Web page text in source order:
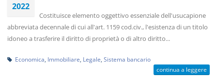
2022
Costituisce elemento oggettivo essenziale dell'usucapione
abbreviata decennale di cui all'art. 1159 cod.civ., l'esistenza di un titolo
idoneo a trasferire il diritto di proprietà o di altro diritto...
Economica Immobiliare Legale Sistema bancario
continua a leggere